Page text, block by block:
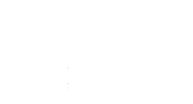
Orange Oil Essence
Precio
$28.99